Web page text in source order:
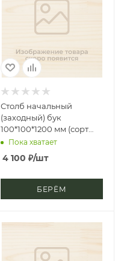
Столб начальный
(заходный) бук
100*100*1200 мм (сорт
Экстра) точёная
Пока хватает
4 100 ₽/шт
БЕРЁМ